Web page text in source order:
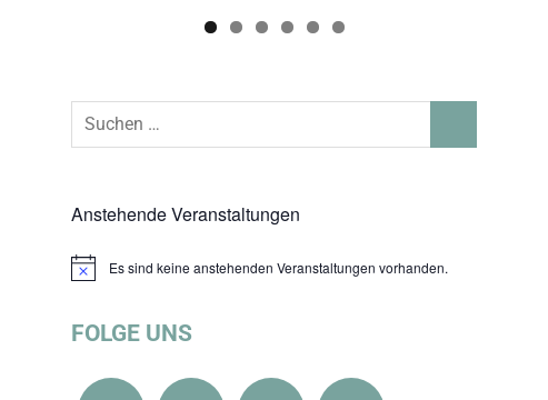
Suchen
Anstehende Veranstaltungen
HinweisEs sind keine anstehenden Veranstaltungen vorhanden.
FOLGE UNS